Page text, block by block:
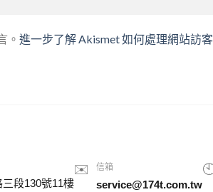
。 進一步了解 Akismet 如何處理網站訪
段130號11樓
✉️ 信箱
service@174t.com.tw